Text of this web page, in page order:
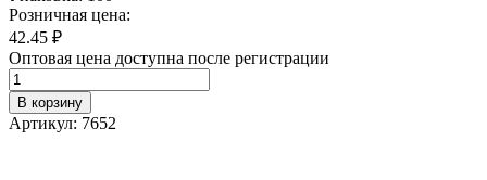
Розничная цена:
42.45 ₽
Оптовая цена доступна после регистрации
В корзину
Артикул: 7652